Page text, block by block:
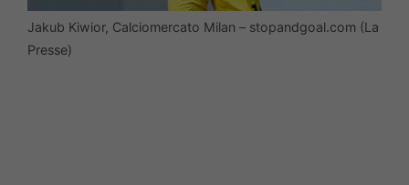
Jakub Kiwior, Calciomercato Milan – stopandgoal.com (La
Presse)